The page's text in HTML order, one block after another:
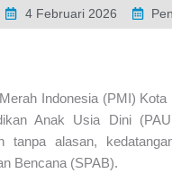
4 Februari 2026
Indonesia (PMI)
Anak Usia Dini
tanpa alasan,
Bencana (SPAB).